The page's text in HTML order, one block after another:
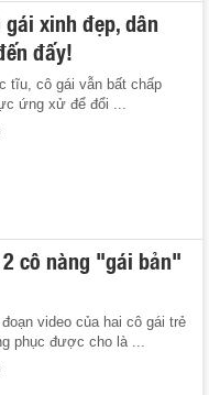
xinh đẹp, dân
đấy!
tĩu, cô gái vẫn bất chấp
ứng xử để đổi ...
cô nàng "gái bản"
video của hai cô gái trẻ
phục được cho là ...